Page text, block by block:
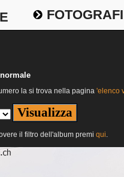
la si trova nella pagina 'elenco
il filtro dell'album premi qui.